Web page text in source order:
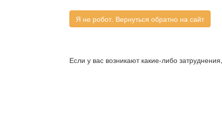
Если у вас возникают какие-либо